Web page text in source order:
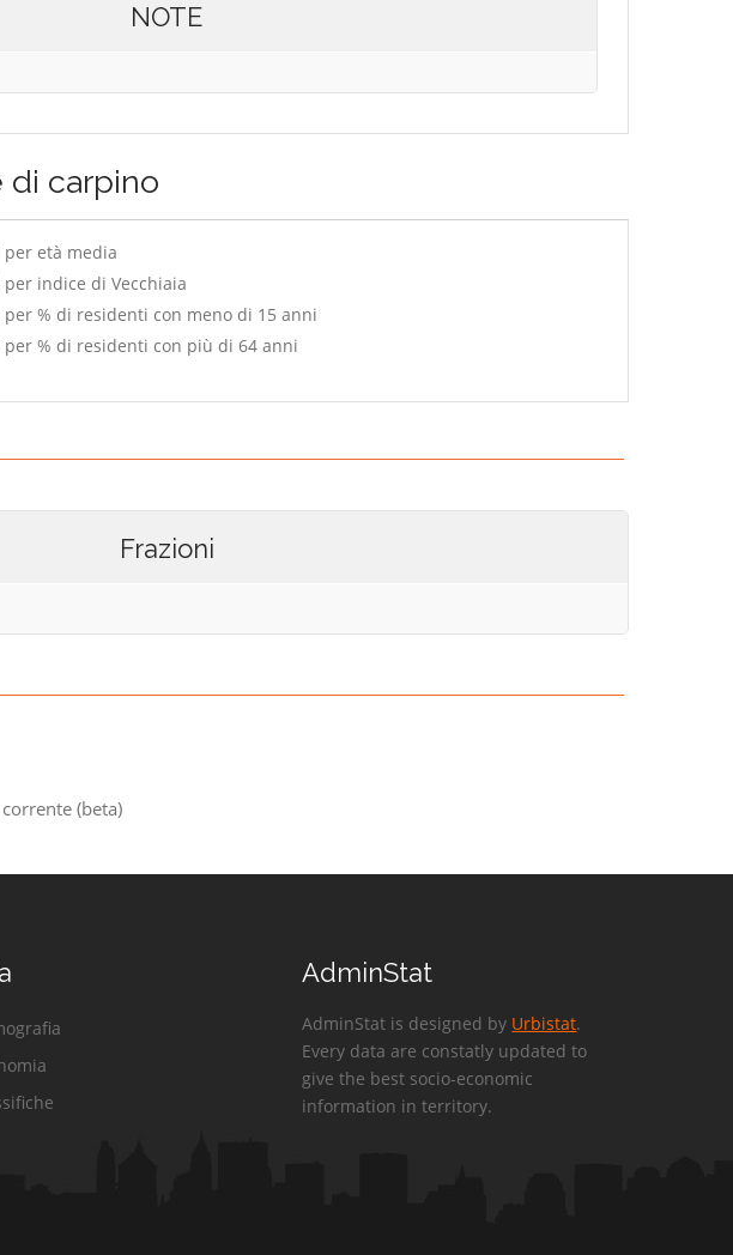
NOTE
di carpino
per età media
per indice di Vecchiaia
per % di residenti con meno di 15 anni
per % di residenti con più di 64 anni
Frazioni
(beta)
AdminStat
AdminStat is designed by Urbistat.
Every data are constatly updated to
give the best socio-economic
information in territory.